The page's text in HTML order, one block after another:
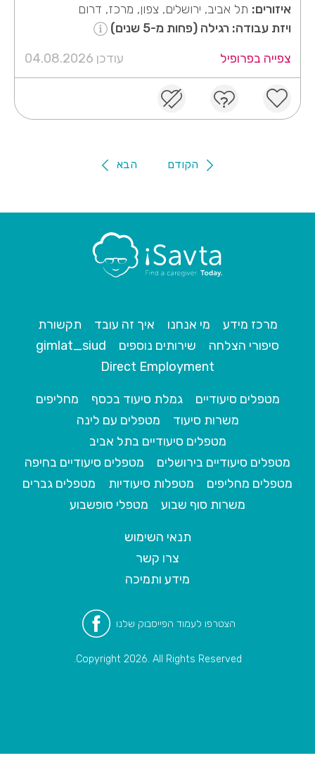
איזורים: תל אביב, ירושלים, צפון, מרכז, דרום
ויזת עבודה: רגילה (פחות מ-5 שנים)
צפייה בפרופיל
עודכן 04.08.2026
הקודם הבא
מרכז מידע מי אנחנו איך זה עובד
תקשורת
סיפורי הצלחה
שירותים נוספים
gimlat_siud
Direct Employment
מטפלים סיעודיים גמלת סיעוד בכסף
מחליפים
משרות סיעוד
מטפלים עם לינה
מטפלים סיעודיים בתל אביב
מטפלים סיעודיים בירושלים
מטפלים סיעודיים בחיפה
מטפלים מחליפים
מטפלות סיעודיות
מטפלים גברים
משרות סוף שבוע
מטפלי סופשבוע
תנאי השימוש
צרו קשר
מידע ותמיכה
הצטרפו לעמוד הפייסבוק שלנו
Copyright 2026. All Rights Reserved.